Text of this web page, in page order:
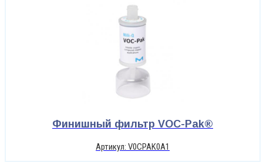
Финишный фильтр VOC-Pak®
Артикул: V0CPAK0A1